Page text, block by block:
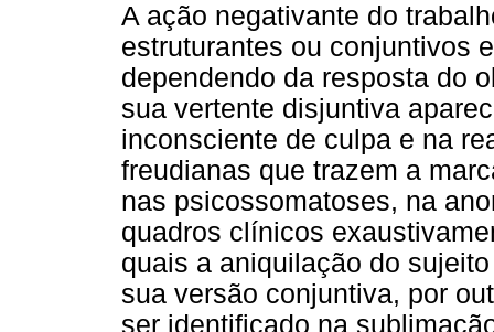
A ação negativante do
estruturantes ou conjuntivos
dependendo da resposta do
sua vertente disjuntiva
inconsciente de culpa e na
freudianas que trazem a
nas psicossomatoses, na
quadros clínicos
quais a aniquilação do
sua versão conjuntiva, por
ser identificado na